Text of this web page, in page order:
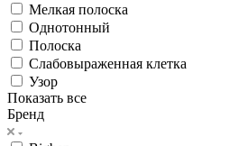
Мелкая полоска
Однотонный
Полоска
Слабовыраженная клетка
Узор
Показать все
Бренд